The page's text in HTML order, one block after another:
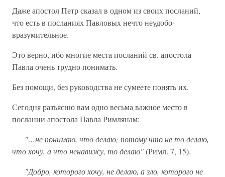
Даже апостол Петр сказал в одном из своих посланий,
что есть в посланиях Павловых нечто неудобо-
вразумительное.
Это верно, ибо многие места посланий св. апостола
Павла очень трудно понимать.
Без помощи, без руководства не сумеете понять их.
Сегодня разъясню вам одно весьма важное место в
послании апостола Павла Римлянам:
"…не понимаю, что делаю; потому что не то делаю,
что хочу, а что ненавижу, то делаю"(Римл. 7, 15).
"Добро, которого хочу, не делаю, а зло, которого не